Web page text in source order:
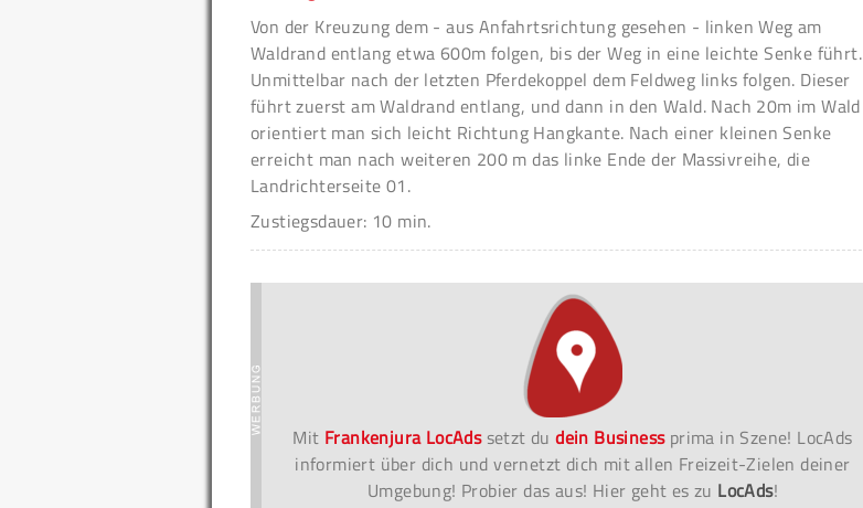
Von der Kreuzung dem - aus Anfahrtsrichtung gesehen - linken Weg am
Waldrand entlang etwa 600m folgen, bis der Weg in eine leichte Senke führt.
Unmittelbar nach der letzten Pferdekoppel dem Feldweg links folgen. Dieser
führt zuerst am Waldrand entlang, und dann in den Wald. Nach 20m im Wald
orientiert man sich leicht Richtung Hangkante. Nach einer kleinen Senke
erreicht man nach weiteren 200 m das linke Ende der Massivreihe, die
Landrichterseite 01.
Zustiegsdauer: 10 min.
Mit Frankenjura LocAdssetzt dudein Businessprima in Szene! LocAds
informiert über dich und vernetzt dich mit allen Freizeit-Zielen deiner
Umgebung! Probier das aus! Hier geht es zu LocAds!